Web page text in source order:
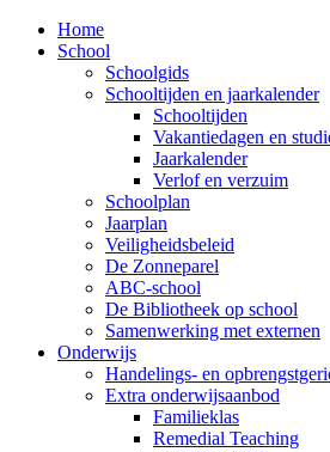
Home
School
Schoolgids
Schooltijden en jaarkalender
Schooltijden
Vakantiedagen en
Jaarkalender
Verlof en verzuim
Schoolplan
Jaarplan
Veiligheidsbeleid
De Zonneparel
ABC-school
De Bibliotheek op school
Samenwerking met externen
Onderwijs
Handelings- en
Extra onderwijsaanbod
Familieklas
Remedial Teaching